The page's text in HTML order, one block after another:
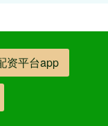
资平台app